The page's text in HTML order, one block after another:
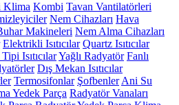
Klima Kombi Tavan Vantilatörleri
Nem Cihazları Hava
Makineleri Nem Alma Cihazları
Elektrikli Isıtıcılar Quartz Isıtıcılar
IsıtıcılarYağlı Radyatör Fanlı
Dış Mekan Isıtıcılar
Termosifonlar Şofbenler Ani Su
Yedek Parça Radyatör Vanaları